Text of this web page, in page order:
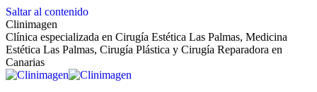
Saltar al contenido
Clinimagen
Clínica especializada en Cirugía Estética Las Palmas, Medicina
Estética Las Palmas, Cirugía Plástica y Cirugía Reparadora en
Canarias